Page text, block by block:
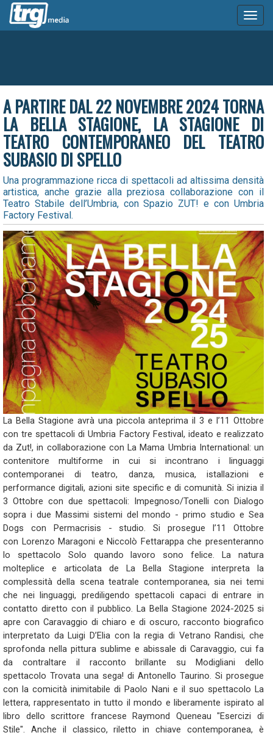
A PARTIRE DAL 22 NOVEMBRE 2024 TORNA
LA BELLA STAGIONE, LA STAGIONE DI
TEATRO CONTEMPORANEO DEL TEATRO
SUBASIO DI SPELLO
Una programmazione ricca di spettacoli ad altissima densità
artistica, anche grazie alla preziosa collaborazione con il
Teatro Stabile dell’Umbria, con Spazio ZUT! e con Umbria
Factory Festival.
La Bella Stagione avrà una piccola anteprima il 3 e l’11 Ottobre
con tre spettacoli di Umbria Factory Festival, ideato e realizzato
da Zut!, in collaborazione con La Mama Umbria International: un
contenitore multiforme in cui si incontrano i linguaggi
contemporanei di teatro, danza, musica, istallazioni e
performance digitali, azioni site specific e di comunità. Si inizia il
3 Ottobre con due spettacoli: Impegnoso/Tonelli con Dialogo
sopra i due Massimi sistemi del mondo - primo studio e Sea
Dogs con Permacrisis - studio. Si prosegue l’11 Ottobre
con Lorenzo Maragoni e Niccolò Fettarappa che presenteranno
lo spettacolo Solo quando lavoro sono felice. La natura
molteplice e articolata de La Bella Stagione interpreta la
complessità della scena teatrale contemporanea, sia nei temi
che nei linguaggi, prediligendo spettacoli capaci di entrare in
contatto diretto con il pubblico. La Bella Stagione 2024-2025 si
apre con Caravaggio di chiaro e di oscuro, racconto biografico
interpretato da Luigi D’Elia con la regia di Vetrano Randisi, che
sprofonda nella pittura sublime e abissale di Caravaggio, cui fa
da contraltare il racconto brillante su Modigliani dello
spettacolo Trovata una sega! di Antonello Taurino. Si prosegue
con la comicità inimitabile di Paolo Nani e il suo spettacolo La
lettera, rappresentato in tutto il mondo e liberamente ispirato al
libro dello scrittore francese Raymond Queneau "Esercizi di
Stile". Anche il classico, riletto in chiave contemporanea, è